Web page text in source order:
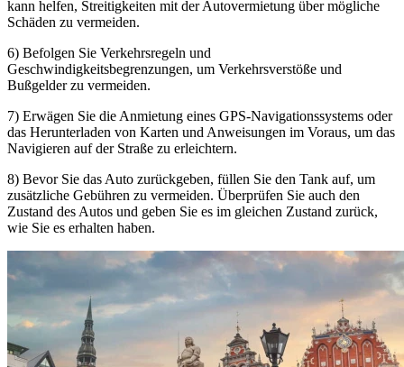
kann helfen, Streitigkeiten mit der Autovermietung über mögliche
Schäden zu vermeiden.
6) Befolgen Sie Verkehrsregeln und
Geschwindigkeitsbegrenzungen, um Verkehrsverstöße und
Bußgelder zu vermeiden.
7) Erwägen Sie die Anmietung eines GPS-Navigationssystems oder
das Herunterladen von Karten und Anweisungen im Voraus, um das
Navigieren auf der Straße zu erleichtern.
8) Bevor Sie das Auto zurückgeben, füllen Sie den Tank auf, um
zusätzliche Gebühren zu vermeiden. Überprüfen Sie auch den
Zustand des Autos und geben Sie es im gleichen Zustand zurück,
wie Sie es erhalten haben.